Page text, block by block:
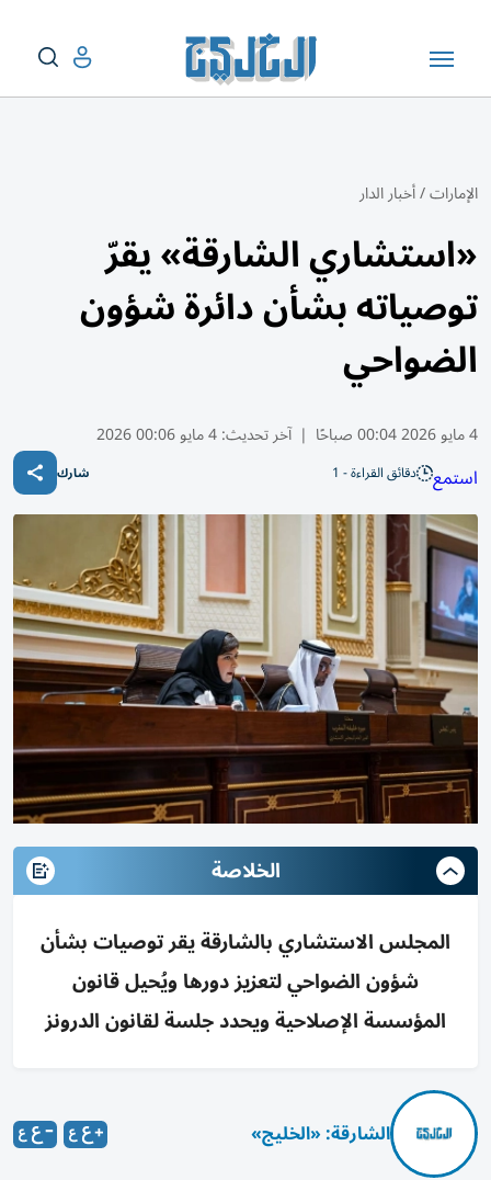
الإمارات/أخبار الدار
«استشاري الشارقة» يقرّ
توصياته بشأن دائرة شؤون
الضواحي
4 مايو 2026 00:04 صباحًا | آخر تحديث:4 مايو 00:06 2026
استمع دقائق القراءة - 1 شارك
الخلاصة
المجلس الاستشاري بالشارقة يقر توصيات بشأن
شؤون الضواحي لتعزيز دورها ويُحيل قانون
المؤسسة الإصلاحية ويحدد جلسة لقانون الدرونز
الشارقة: «الخليج»